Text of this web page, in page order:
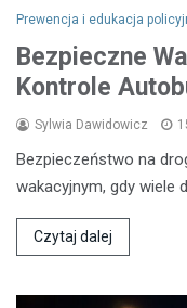
Prewencja i edukacja
Bezpieczne
Kontrole
Sylwia Dawidowicz
Bezpieczeństwo na
wakacyjnym, gdy wiele
Czytaj dalej